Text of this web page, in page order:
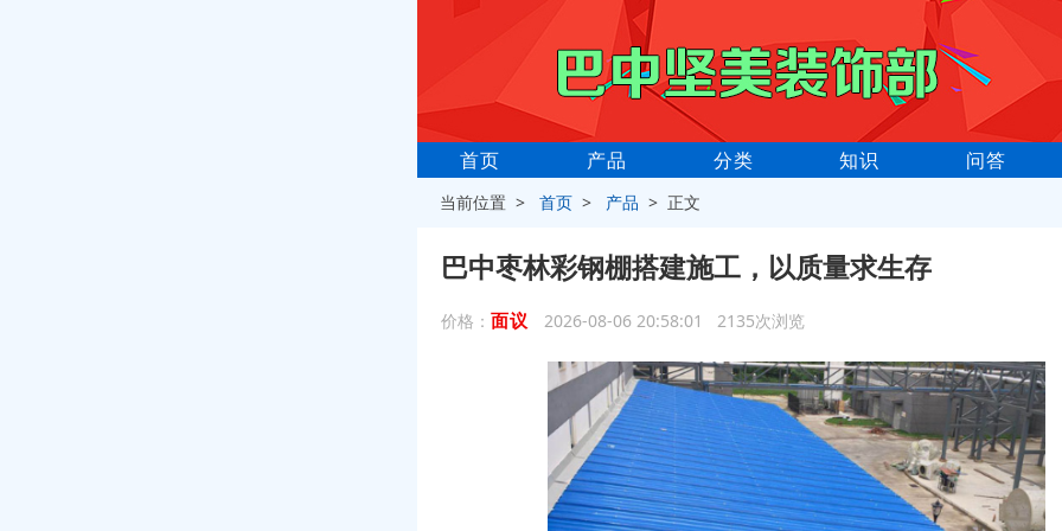
首页 产品 分类 知识 问答
当前位置 >首页 > 产品 > 正文
巴中枣林彩钢棚搭建施工，以质量求生存
价格： 面议 2026-08-06 20:58:01 2135次浏览